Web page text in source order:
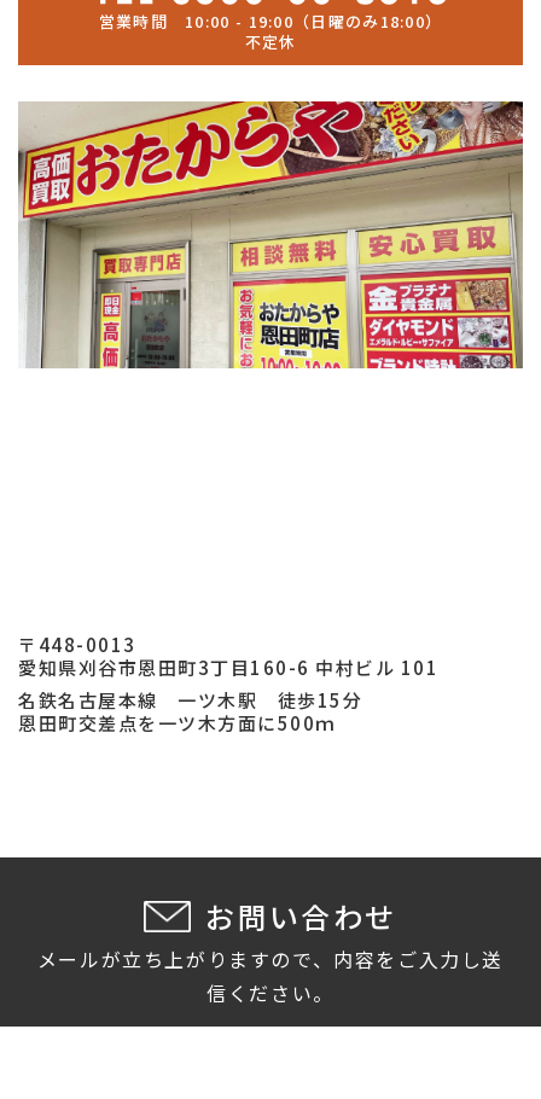
営業時間 10:00 - 19:00（日曜のみ18:00）
不定休
〒448-0013
愛知県刈谷市恩田町3丁目160-6 中村ビル 101
名鉄名古屋本線 一ツ木駅 徒歩15分
恩田町交差点を一ツ木方面に500ｍ
お問い合わせ
メールが立ち上がりますので、内容をご入力し送
信ください。